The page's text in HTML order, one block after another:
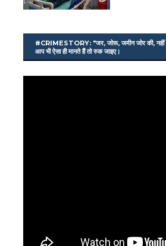
#CRIMESTORY: "जर, जोरू, जमीन जोर की, नहीं
आप भी ऐसा ही मानते हैं तो रुक जाइए।